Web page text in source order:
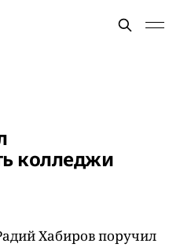
колледжи
Хабиров поручил